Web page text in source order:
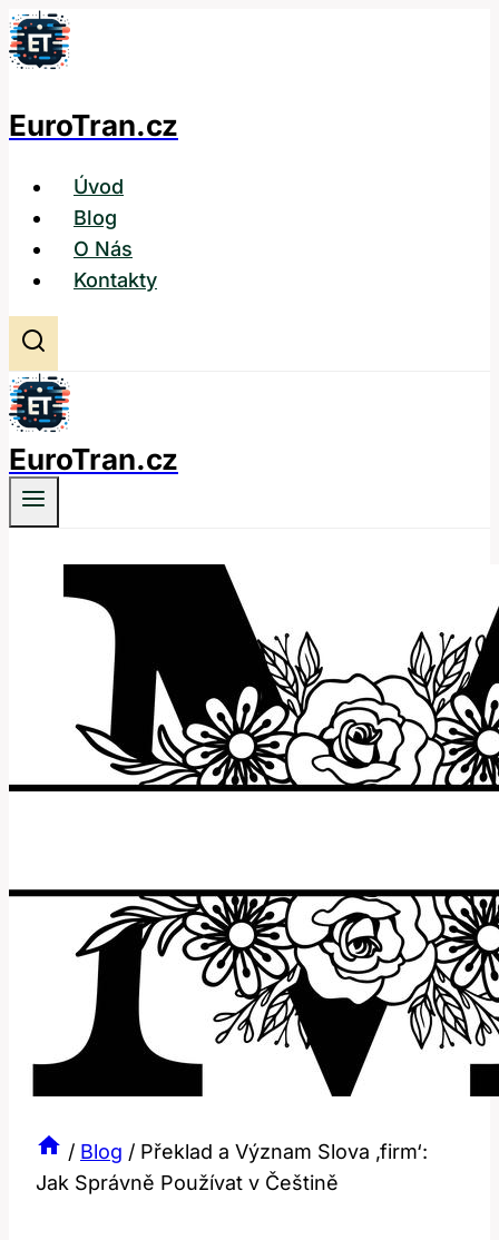
Přeskočit
na
EuroTran.cz
Úvod
Blog
O Nás
Kontakty
EuroTran.cz
/ Blog / Překlad a Význam Slova ‚firm‘:
Jak Správně Používat v Češtině